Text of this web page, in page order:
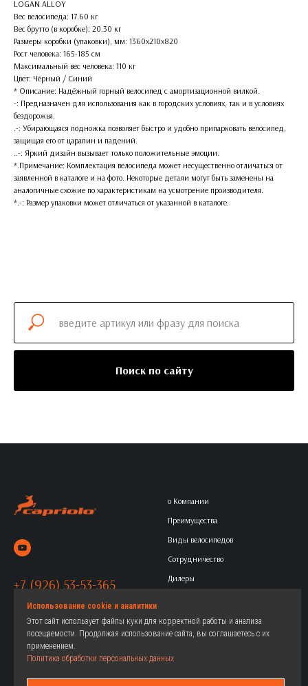
LOGAN ALLOY
Вес велосипеда: 17.60 кг
Вес брутто (в коробке): 20.30 кг
Размеры коробки (упаковки), мм: 1360х210х820
Рост человека: 165-185 см
Максимальный вес человека: 110 кг
Цвет: Чёрный / Синий
* Описание: Надёжный горный велосипед с амортизационной вилкой.
-: Предназначен для использования как в городских условиях, так и в условиях
бездорожья.
.-: Убирающаяся подножка позволяет быстро и удобно припарковать велосипед,
защищая его от царапин и падений.
..-: Яркий дизайн вызывает только положительные эмоции.
*.Примечание: Комплектация велосипеда может несущественно отличаться от
заявленной в каталоге и на фото. Некоторые детали могут быть заменены на
аналогичные схожие по характеристикам на усмотрение производителя.
*.-: Размер упаковки может отличаться от указанной в каталоге.
Поиск по сайту
+7 (926) 53-53-365
Политика обработки
персональных данных
о Компании
Преимущества
Виды велосипедов
Сотрудничество
Дилеры
Горные
Женские велосипеды
Использование cookie и аналитики
Этот сайт использует файлы куки для корректной работы и анализа
посещаемости. Продолжая использование сайта, вы соглашаетесь с их
применением.
Политика обработки персональных данных